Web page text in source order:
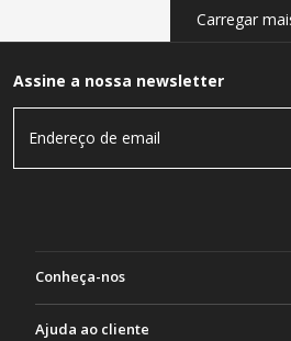
Carregar
Assine a nossa newsletter
Conheça-nos
Ajuda ao cliente